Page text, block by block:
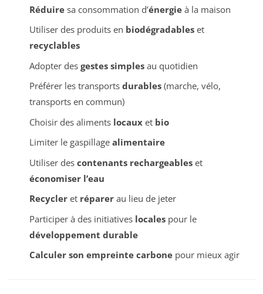
Réduiresa consommation d’énergieà la maison
Utiliser des produits en biodégradableset
recyclables
Adopter des gestes simplesau quotidien
Préférer les transports durables(marche, vélo,
transports en commun)
Choisir des aliments locauxet bio
Limiter le gaspillage alimentaire
Utiliser des contenants rechargeableset
économiser l’eau
Recycleret réparerau lieu de jeter
Participer à des initiatives localespour le
développement durable
Calculer son empreinte carbonepour mieux agir